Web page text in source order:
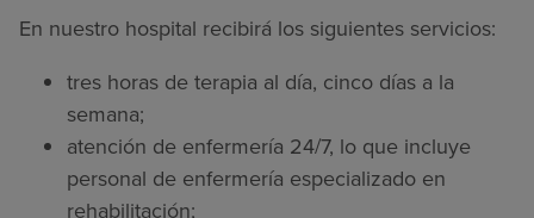
En nuestro hospital recibirá los siguientes servicios:
tres horas de terapia al día, cinco días a la
semana;
atención de enfermería 24/7, lo que incluye
personal de enfermería especializado en
rehabilitación;